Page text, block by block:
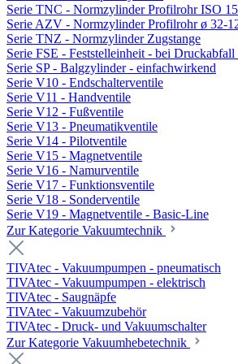
Serie TNC - Normzylinder Profilrohr ISO
Serie AZV - Normzylinder Profilrohr ø 32-
Serie TNZ - Normzylinder Zugstange
Serie FSE - Feststelleinheit - bei
Serie SP - Balgzylinder - einfachwirkend
Serie V10 - Endschalterventile
Serie V11 - Handventile
Serie V12 - Fußventile
Serie V13 - Pneumatikventile
Serie V14 - Pilotventile
Serie V15 - Magnetventile
Serie V16 - Namurventile
Serie V17 - Funktionsventile
Serie V18 - Sonderventile
Serie V19 - Magnetventile - Basic-Line
Zur Kategorie Vakuumtechnik
TIVAtec - Vakuumpumpen - pneumatisch
TIVAtec - Vakuumpumpen - elektrisch
TIVAtec - Saugnäpfe
TIVAtec - Vakuumzubehör
TIVAtec - Druck- und Vakuumschalter
Zur Kategorie Vakuumhebetechnik